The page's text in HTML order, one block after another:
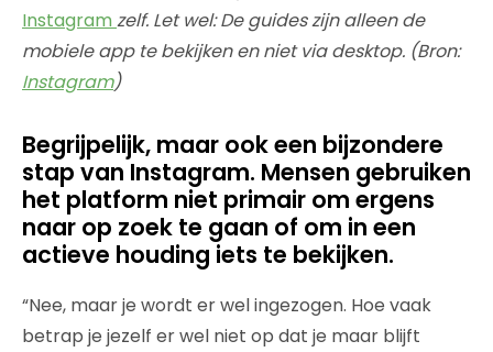
Instagram zelf. Let wel: De guides zijn alleen de
mobiele app te bekijken en niet via desktop. (Bron:
Instagram)
Begrijpelijk, maar ook een bijzondere
stap van Instagram. Mensen gebruiken
het platform niet primair om ergens
naar op zoek te gaan of om in een
actieve houding iets te bekijken.
“Nee, maar je wordt er wel ingezogen. Hoe vaak
betrap je jezelf er wel niet op dat je maar blijft